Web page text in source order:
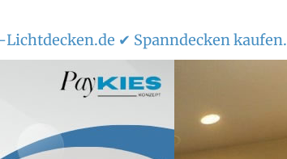
✔ Spanndecken kaufen.